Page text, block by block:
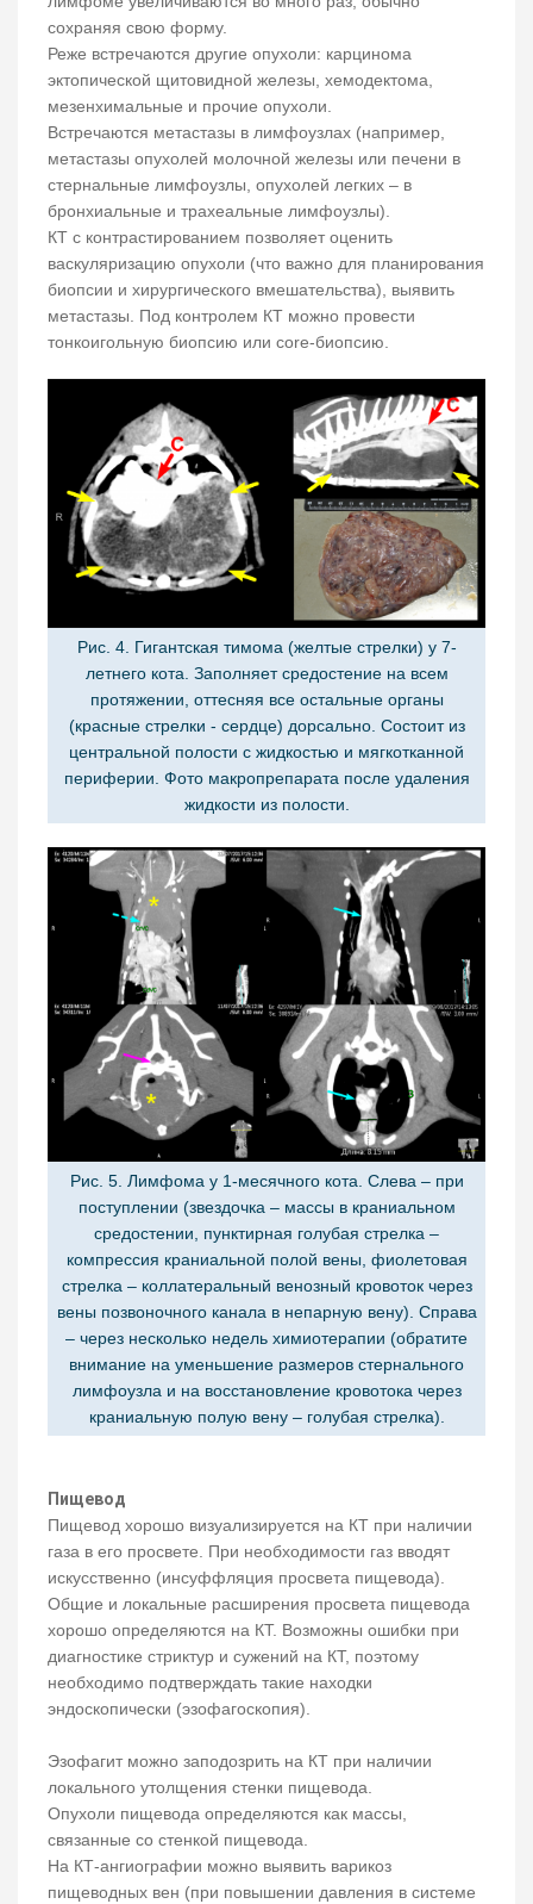
сохраняя свою форму.
Реже встречаются другие опухоли: карцинома
эктопической щитовидной железы, хемодектома,
мезенхимальные и прочие опухоли.
Встречаются метастазы в лимфоузлах (например,
метастазы опухолей молочной железы или печени в
стернальные лимфоузлы, опухолей легких – в
бронхиальные и трахеальные лимфоузлы).
КТ с контрастированием позволяет оценить
васкуляризацию опухоли (что важно для планирования
биопсии и хирургического вмешательства), выявить
метастазы. Под контролем КТ можно провести
тонкоигольную биопсию или core-биопсию.
Рис. 4. Гигантская тимома (желтые стрелки) у 7-
летнего кота. Заполняет средостение на всем
протяжении, оттесняя все остальные органы
(красные стрелки - сердце) дорсально. Состоит из
центральной полости с жидкостью и мягкотканной
периферии. Фото макропрепарата после удаления
жидкости из полости.
Рис. 5. Лимфома у 1-месячного кота. Слева – при
поступлении (звездочка – массы в краниальном
средостении, пунктирная голубая стрелка –
компрессия краниальной полой вены, фиолетовая
стрелка – коллатеральный венозный кровоток через
вены позвоночного канала в непарную вену). Справа
– через несколько недель химиотерапии (обратите
внимание на уменьшение размеров стернального
лимфоузла и на восстановление кровотока через
краниальную полую вену – голубая стрелка).
Пищевод
Пищевод хорошо визуализируется на КТ при наличии
газа в его просвете. При необходимости газ вводят
искусственно (инсуффляция просвета пищевода).
Общие и локальные расширения просвета пищевода
хорошо определяются на КТ. Возможны ошибки при
диагностике стриктур и сужений на КТ, поэтому
необходимо подтверждать такие находки
эндоскопически (эзофагоскопия).
Эзофагит можно заподозрить на КТ при наличии
локального утолщения стенки пищевода.
Опухоли пищевода определяются как массы,
связанные со стенкой пищевода.
На КТ-ангиографии можно выявить варикоз
пищеводных вен (при повышении давления в системе